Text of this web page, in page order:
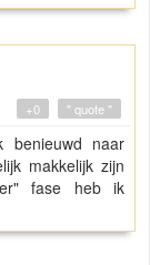
" quote "
+0
benieuwd naar
makkelijk zijn
fase heb ik